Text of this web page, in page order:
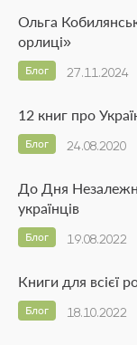
Ольга
орлиці»
27.11.2024
Блог
12 книг про
24.08.2020
Блог
До Дня
українців
19.08.2022
Блог
Книги для всієї
18.10.2022
Блог